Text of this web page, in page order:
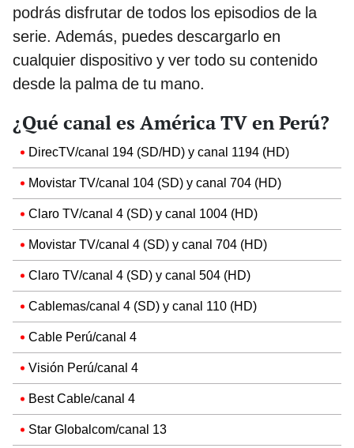
podrás disfrutar de todos los episodios de la
serie. Además, puedes descargarlo en
cualquier dispositivo y ver todo su contenido
desde la palma de tu mano.
¿Qué canal es América TV en Perú?
DirecTV/canal 194 (SD/HD) y canal 1194 (HD)
Movistar TV/canal 104 (SD) y canal 704 (HD)
Claro TV/canal 4 (SD) y canal 1004 (HD)
Movistar TV/canal 4 (SD) y canal 704 (HD)
Claro TV/canal 4 (SD) y canal 504 (HD)
Cablemas/canal 4 (SD) y canal 110 (HD)
Cable Perú/canal 4
Visión Perú/canal 4
Best Cable/canal 4
Star Globalcom/canal 13